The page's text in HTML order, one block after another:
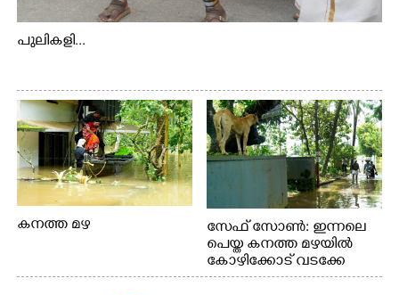
പുലികളി...
കനത്ത മഴ
സേഫ് സോൺ: ഇന്നലെ
പെയ്ത കനത്ത മഴയിൽ
കോഴിക്കോട് വടക്കേ
വയലിൽ വെള്ളം